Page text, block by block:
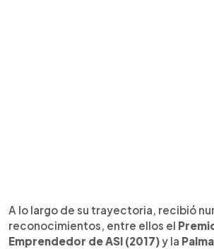
A lo largo de su trayectoria, recibió
reconocimientos, entre ellos el
Emprendedor de ASI (2017)y la